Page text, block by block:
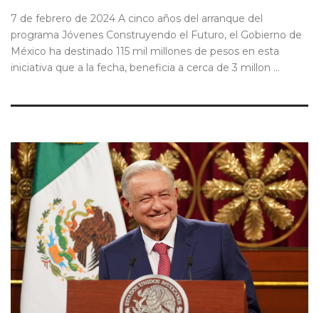
7 de febrero de 2024 A cinco años del arranque del
programa Jóvenes Construyendo el Futuro, el Gobierno de
México ha destinado 115 mil millones de pesos en esta
iniciativa que a la fecha, beneficia a cerca de 3 millon ...